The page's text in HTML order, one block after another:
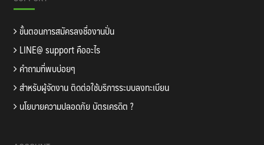
ขั้นตอนการสมัครลงชื่องานปั่น
LINE@ support คืออะไร
คำถามที่พบบ่อยๆ
สำหรับผู้จัดงาน ติดต่อใช้บริการระบบลงทะเบียน
นโยบายความปลอดภัย บัตรเครดิต ?